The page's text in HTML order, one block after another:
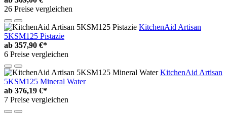
26 Preise vergleichen
KitchenAid Artisan
5KSM125 Pistazie
ab 357,90 €*
6 Preise vergleichen
KitchenAid Artisan
5KSM125 Mineral Water
ab 376,19 €*
7 Preise vergleichen